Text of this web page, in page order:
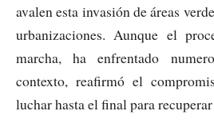
avalen esta invasión de áreas
urbanizaciones. Aunque el
marcha, ha enfrentado
contexto, reafirmó el
luchar hasta el final para recuperar